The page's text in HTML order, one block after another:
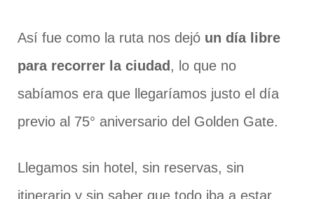
Así fue como la ruta nos dejó un día libre
para recorrer la ciudad , lo que no
sabíamos era que llegaríamos justo el día
previo al 75° aniversario del Golden Gate.
Llegamos sin hotel, sin reservas, sin
itinerario y sin saber que todo iba a estar